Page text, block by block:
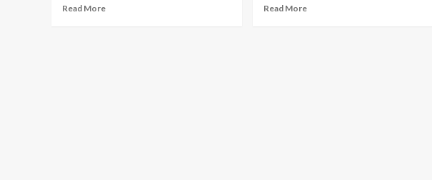
Read MoreRead
Read MoreRead